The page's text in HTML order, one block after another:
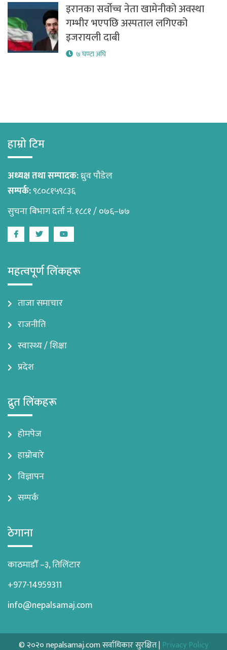
इरानका सर्वोच्च नेता खामेनीको अवस्था
गम्भीर भएपछि अस्पताल लगिएको
इजरायली दाबी
७ घण्टा अघि
हाम्रो टिम
अध्यक्ष तथा सम्पादक:ध्रुव पौडेल
सम्पर्क:९८०८१५९८३६
सुचना बिभाग दर्ता नं. १८८१ / ०७६–७७
FacebookTwitterYoutube
महत्वपूर्ण लिंकहरू
ताजा समाचार
राजनीति
स्वास्थ्य / शिक्षा
प्रदेश
द्रुत लिंकहरू
होमपेज
हाम्रोबारे
विज्ञापन
सम्पर्क
ठेगाना
काठमाडौँ –३, तिलिंटार
+977-14959311
info@nepalsamaj.com
© २०२० nepalsamaj.com सर्वाधिकार सुरक्षित | Privacy Policy